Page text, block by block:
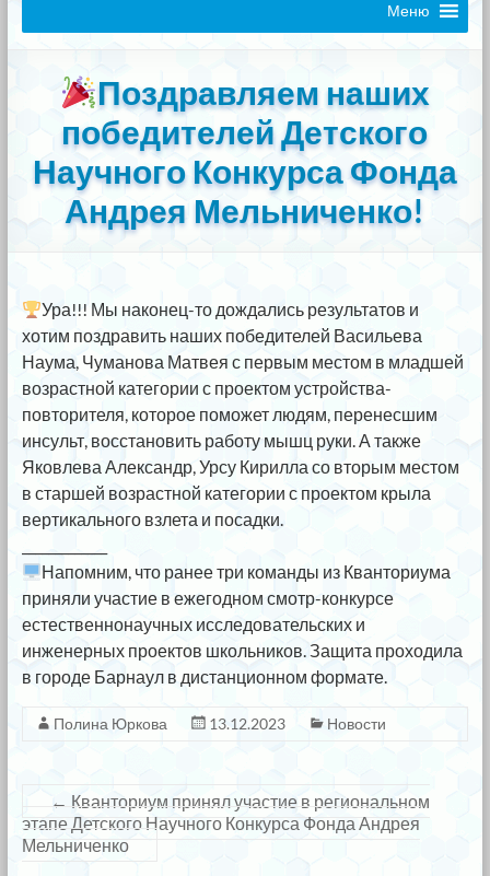
Меню
Поздравляем наших
победителей Детского
Научного Конкурса Фонда
Андрея Мельниченко!
Ура!!! Мы наконец-то дождались результатов и
хотим поздравить наших победителей Васильева
Наума, Чуманова Матвея с первым местом в младшей
возрастной категории с проектом устройства-
повторителя, которое поможет людям, перенесшим
инсульт, восстановить работу мышц руки. А также
Яковлева Александр, Урсу Кирилла со вторым местом
в старшей возрастной категории с проектом крыла
вертикального взлета и посадки.
Напомним, что ранее три команды из Кванториума
приняли участие в ежегодном смотр-конкурсе
естественнонаучных исследовательских и
инженерных проектов школьников. Защита проходила
в городе Барнаул в дистанционном формате.
Полина Юркова 13.12.2023 Новости
← Кванториум принял участие в региональном
этапе Детского Научного Конкурса Фонда Андрея
Мельниченко